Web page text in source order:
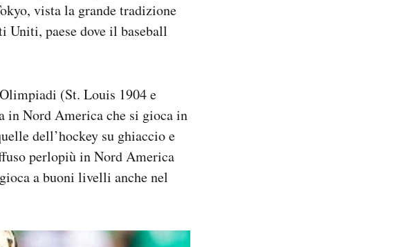
vista la grande tradizione
Uniti, paese dove il baseball
(St. Louis 1904 e
in Nord America che si gioca in
dell’hockey su ghiaccio e
perlopiù in Nord America
a buoni livelli anche nel